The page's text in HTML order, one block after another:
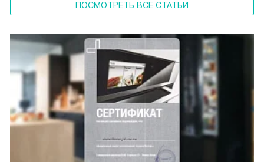
ПОСМОТРЕТЬ ВСЕ СТАТЬИ